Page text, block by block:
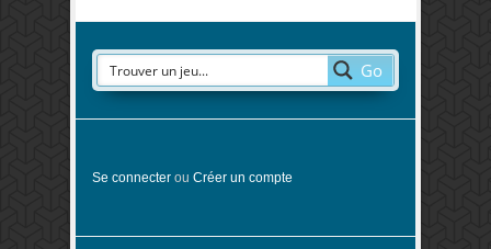
Go
Se connecter ou Créer un compte